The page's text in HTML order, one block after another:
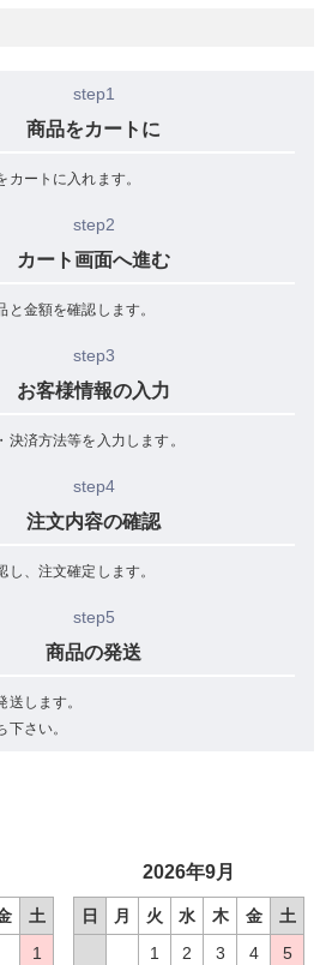
step1
商品をカートに
カートに入れます。
step2
カート画面へ進む
と金額を確認します。
step3
お客様情報の入力
決済方法等を入力します。
step4
注文内容の確認
し、注文確定します。
step5
商品の発送
送します。
さい。
土
1
2026年9月
日 月 火 水 木 金
土
1
2 3 4
5